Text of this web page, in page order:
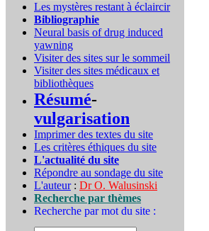
Les mystères restant à éclaircir
Bibliographie
Neural basis of drug induced
yawning
Visiter des sites sur le sommeil
Visiter des sites médicaux et
bibliothèques
Résumé-
vulgarisation
Imprimer des textes du site
Les critères éthiques du site
L'actualité du site
Répondre au sondage du site
L'auteur: Dr O. Walusinski
Recherche par thèmes
Recherche par mot du site :